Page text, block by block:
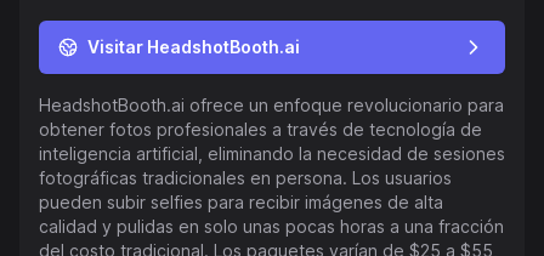
Visitar HeadshotBooth.ai
HeadshotBooth.ai ofrece un enfoque revolucionario para
obtener fotos profesionales a través de tecnología de
inteligencia artificial, eliminando la necesidad de sesiones
fotográficas tradicionales en persona. Los usuarios
pueden subir selfies para recibir imágenes de alta
calidad y pulidas en solo unas pocas horas a una fracción
del costo tradicional. Los paquetes varían de $25 a $55,